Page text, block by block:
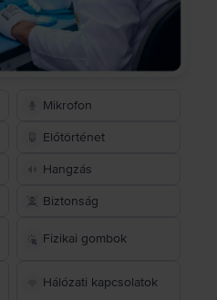
Mikrofon
Előtörténet
Hangzás
Biztonság
Fizikai gombok
Hálózati kapcsolatok